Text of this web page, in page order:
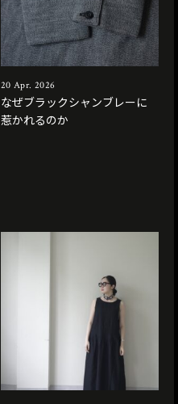
20 Apr. 2026
なぜブラックシャンブレーに
惹かれるのか